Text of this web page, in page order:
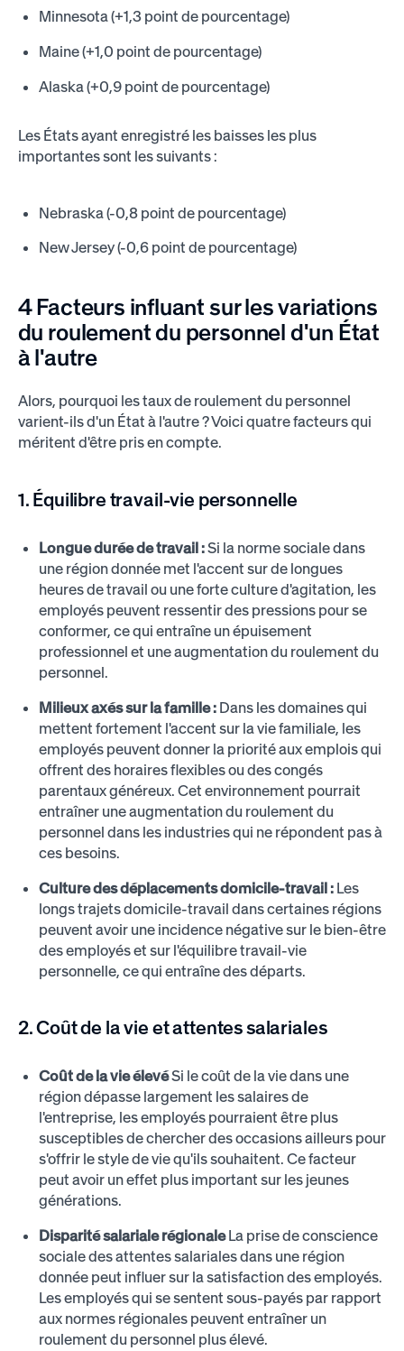
Minnesota (+1,3 point de pourcentage)
Maine (+1,0 point de pourcentage)
Alaska (+0,9 point de pourcentage)
Les États ayant enregistré les baisses les plus
importantes sont les suivants :
Nebraska (-0,8 point de pourcentage)
New Jersey (-0,6 point de pourcentage)
4 Facteurs influant sur les variations
du roulement du personnel d'un État
à l'autre
Alors, pourquoi les taux de roulement du personnel
varient-ils d'un État à l'autre ? Voici quatre facteurs qui
méritent d'être pris en compte.
1. Équilibre travail-vie personnelle
Longue durée de travail :Si la norme sociale dans
une région donnée met l'accent sur de longues
heures de travail ou une forte culture d'agitation, les
employés peuvent ressentir des pressions pour se
conformer, ce qui entraîne un épuisement
professionnel et une augmentation du roulement du
personnel.
Milieux axés sur la famille : Dans les domaines qui
mettent fortement l'accent sur la vie familiale, les
employés peuvent donner la priorité aux emplois qui
offrent des horaires flexibles ou des congés
parentaux généreux. Cet environnement pourrait
entraîner une augmentation du roulement du
personnel dans les industries qui ne répondent pas à
ces besoins.
Culture des déplacements domicile-travail : Les
longs trajets domicile-travail dans certaines régions
peuvent avoir une incidence négative sur le bien-être
des employés et sur l'équilibre travail-vie
personnelle, ce qui entraîne des départs.
2. Coût de la vie et attentes salariales
Coût de la vie élevéSi le coût de la vie dans une
région dépasse largement les salaires de
l'entreprise, les employés pourraient être plus
susceptibles de chercher des occasions ailleurs pour
s'offrir le style de vie qu'ils souhaitent. Ce facteur
peut avoir un effet plus important sur les jeunes
générations.
Disparité salariale régionaleLa prise de conscience
sociale des attentes salariales dans une région
donnée peut influer sur la satisfaction des employés.
Les employés qui se sentent sous-payés par rapport
aux normes régionales peuvent entraîner un
roulement du personnel plus élevé.